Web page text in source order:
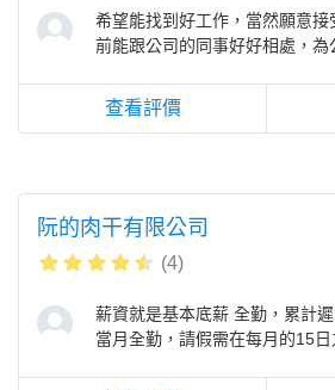
希望能找到好工作，當然願意接
前能跟公司的同事好好相處，為
查看評價
阮的肉干有限公司
(4)
薪資就是基本底薪 全勤，累計
當月全勤，請假需在每月的15日